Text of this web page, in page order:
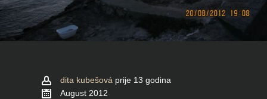
dita kubešová prije 13 godina
August 2012